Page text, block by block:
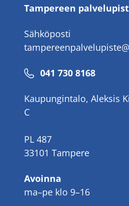
Tampereen
Sähköposti
Puhelinnumero
041 730 8168
Kaupungintalo, Aleksis
C
PL 487
33101 Tampere
Avoinna
ma–pe klo 9–16